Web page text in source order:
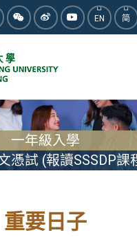
EN 简
一年級入學
憑試 (報讀SSSDP課
重要日子